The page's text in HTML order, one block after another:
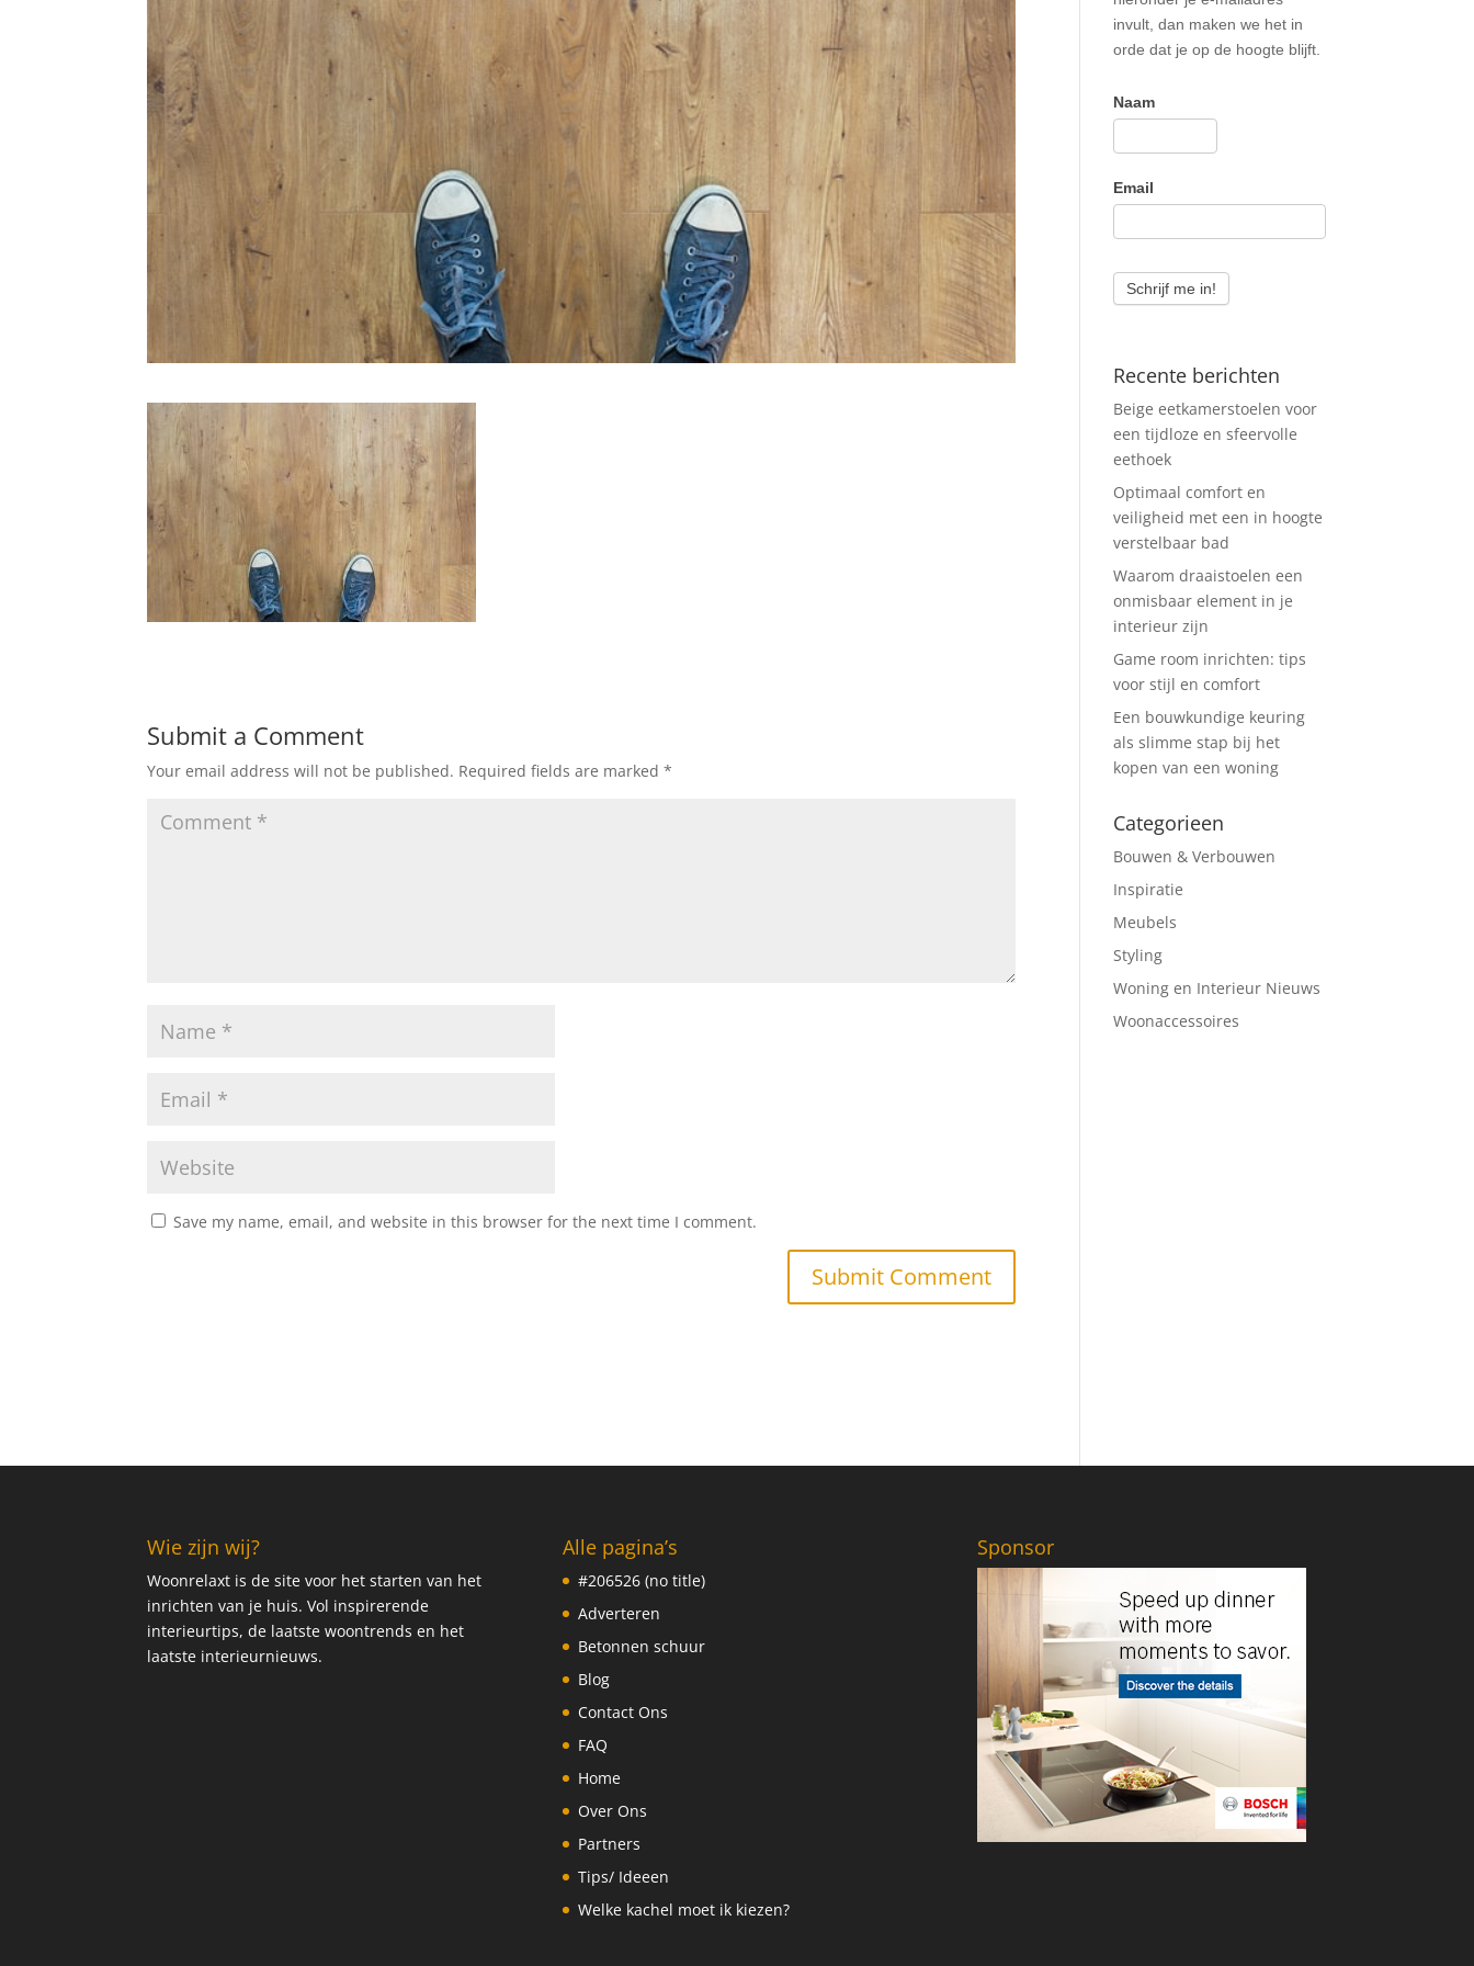
Submit a Comment
Your email address will not be published. Required fields are marked*
Save my name, email, and website in this browser for the next time I comment.
invult, dan maken we het in
orde dat je op de hoogte blijft.
Naam
Email
Schrijf me in!
Recente berichten
Beige eetkamerstoelen voor
een tijdloze en sfeervolle
eethoek
Optimaal comfort en
veiligheid met een in hoogte
verstelbaar bad
Waarom draaistoelen een
onmisbaar element in je
interieur zijn
Game room inrichten: tips
voor stijl en comfort
Een bouwkundige keuring
als slimme stap bij het
kopen van een woning
Categorieen
Bouwen & Verbouwen
Inspiratie
Meubels
Styling
Woning en Interieur Nieuws
Woonaccessoires
Wie zijn wij?
Woonrelaxt is de site voor het starten van het
inrichten van je huis. Vol inspirerende
interieurtips, de laatste woontrends en het
laatste interieurnieuws.
Alle pagina’s
#206526 (no title)
Adverteren
Betonnen schuur
Blog
Contact Ons
FAQ
Home
Over Ons
Partners
Tips/ Ideeen
Welke kachel moet ik kiezen?
Sponsor